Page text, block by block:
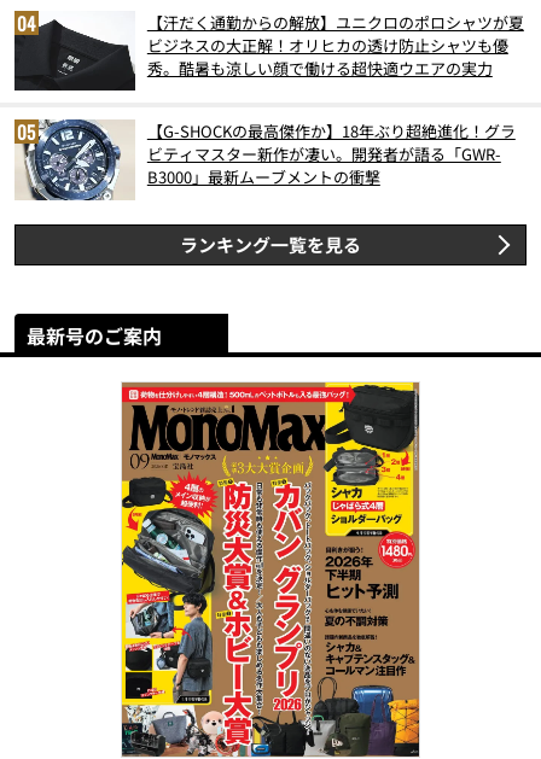
【汗だく通勤からの解放】ユニクロのポロシャツが夏
ビジネスの大正解！オリヒカの透け防止シャツも優
秀。酷暑も涼しい顔で働ける超快適ウエアの実力
【G-SHOCKの最高傑作か】18年ぶり超絶進化！グラ
ビティマスター新作が凄い。開発者が語る「GWR-
B3000」最新ムーブメントの衝撃
ランキング一覧を見る
最新号のご案内